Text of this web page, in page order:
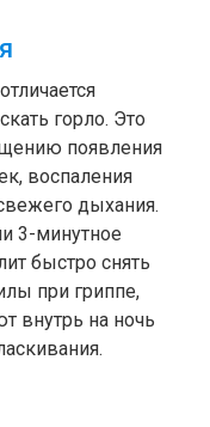
горло. Это
появления
воспаления
дыхания.
3-минутное
быстро снять
при гриппе,
внутрь на ночь